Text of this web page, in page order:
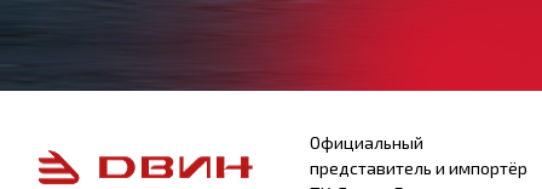
Официальный
представитель и импортёр